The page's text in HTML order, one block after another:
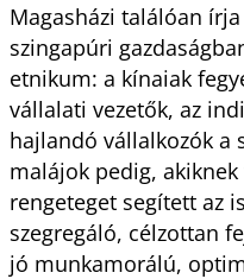
Magasházi találóan
szingapúri
etnikum: a kínaiak
vállalati vezetők, az
hajlandó vállalkozók a
malájok pedig,
rengeteget segített az
szegregáló, célzottan
jó munkamorálú,